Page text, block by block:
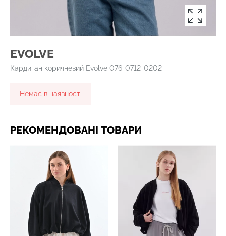
EVOLVE
Кардиган коричневий Evolve 076-0712-0202
Немає в наявності
РЕКОМЕНДОВАНІ ТОВАРИ